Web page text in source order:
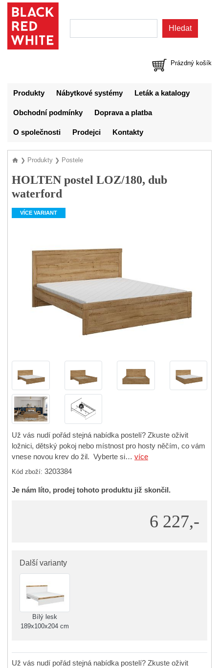
Prázdný košík
Produkty Nábytkové systémy Leták a katalogy
Obchodní podmínky Doprava a platba
O společnosti Prodejci Kontakty
❯ Produkty ❯ Postele
HOLTEN postel LOZ/180, dub
waterford
VYPRODÁNO
VÍCE VARIANT
Už vás nudí pořád stejná nabídka postelí? Zkuste oživit
ložnici, dětský pokoj nebo místnost pro hosty něčím, co vám
vnese novou krev do žil. Vyberte si… více
Kód zboží: 3203384
Je nám líto, prodej tohoto produktu již skončil.
6 227,-
Další varianty
Bílý lesk
189x100x204 cm
Už vás nudí pořád stejná nabídka postelí? Zkuste oživit